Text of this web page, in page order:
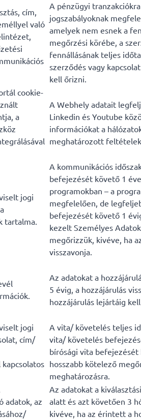
cím,
való
A pénzügyi
jogszabályoknak
amelyek nem esnek a
megőrzési körébe, a
fennállásának teljes
szerződés vagy
kell őrizni.
cookie-
a
A Webhely adatait
Linkedin és Youtube
információkat a
meghatározott
jogi
tartalma.
A kommunikációs
befejezését követő 1
programokban – a
megfelelően, de
befejezését követő 1
kezelt Személyes
megőrizzük, kivéve, ha
visszavonja.
Az adatokat a
5 évig, a hozzájárulás
hozzájárulás lejártáig
jogi
cím/
A vita/ követelés teljes
vita/ követelés
bírósági vita
hosszabb kötelező
meghatározásra.
adatok, az
Az adatokat a
alatt és azt követően 3
kivéve, ha az érintett a